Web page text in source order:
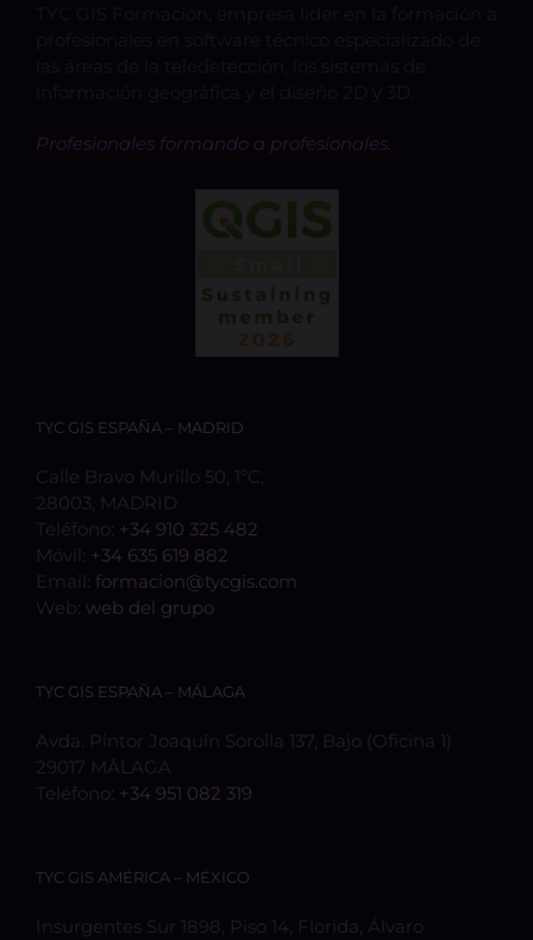
Profesionales formando a profesionales.
TYC GIS ESPAÑA – MADRID
Calle Bravo Murillo 50, 1ºC,
28003, MADRID
Teléfono: +34 910 325 482
Móvil: +34 635 619 882
Email: formacion@tycgis.com
Web: web del grupo
TYC GIS ESPAÑA – MÁLAGA
Avda. Pintor Joaquín Sorolla 137, Bajo (Oficina 1)
29017 MÁLAGA
Teléfono: +34 951 082 319
TYC GIS AMÉRICA – MÉXICO
Insurgentes Sur 1898, Piso 14, Florida, Álvaro